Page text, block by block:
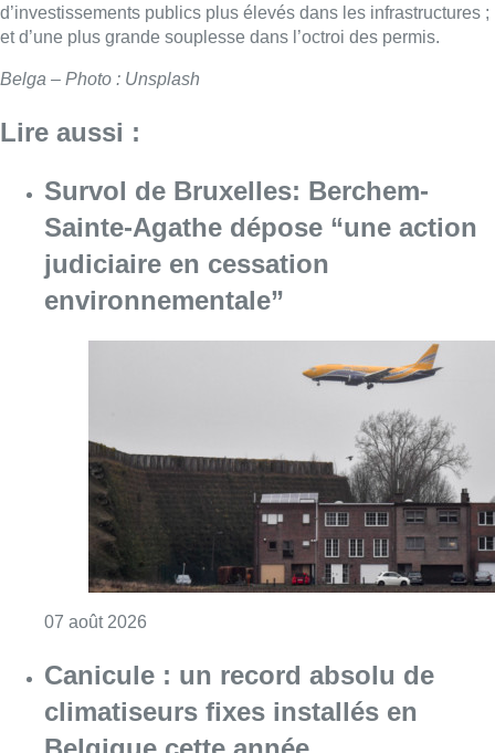
d’investissements publics plus élevés dans les infrastructures ;
et d’une plus grande souplesse dans l’octroi des permis.
Belga – Photo : Unsplash
Lire aussi :
Survol de Bruxelles: Berchem-
Sainte-Agathe dépose “une action
judiciaire en cessation
environnementale”
07 août 2026
Canicule : un record absolu de
climatiseurs fixes installés en